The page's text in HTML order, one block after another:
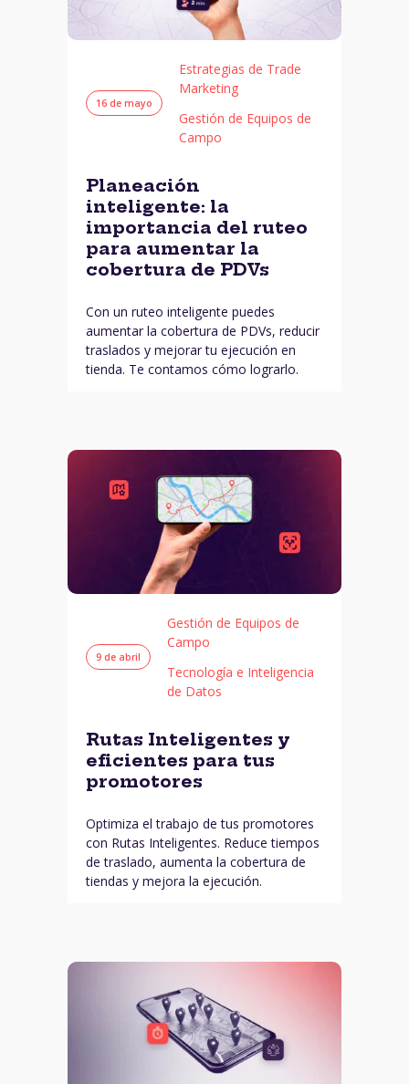
16 de mayo
Estrategias de Trade
Marketing
Gestión de Equipos de
Campo
Planeación
inteligente: la
importancia del ruteo
para aumentar la
cobertura de PDVs
Con un ruteo inteligente puedes
aumentar la cobertura de PDVs, reducir
traslados y mejorar tu ejecución en
tienda. Te contamos cómo lograrlo.
9 de abril
Gestión de Equipos de
Campo
Tecnología e Inteligencia
de Datos
Rutas Inteligentes y
eficientes para tus
promotores
Optimiza el trabajo de tus promotores
con Rutas Inteligentes. Reduce tiempos
de traslado, aumenta la cobertura de
tiendas y mejora la ejecución.